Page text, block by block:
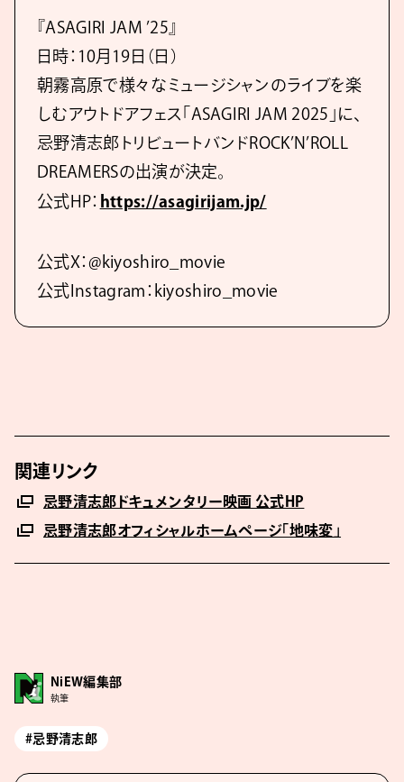
『ASAGIRI JAM ’25』
日時：10月19日（日）
朝霧高原で様々なミュージシャンのライブを楽
しむアウトドアフェス「ASAGIRI JAM 2025」に、
忌野清志郎トリビュートバンドROCK’N’ROLL
DREAMERSの出演が決定。
公式HP： https://asagirijam.jp/
公式X：@kiyoshiro_movie
公式Instagram：kiyoshiro_movie
関連リンク
忌野清志郎ドキュメンタリー映画 公式HP
忌野清志郎オフィシャルホームページ「地味変」
NiEW編集部
執筆
#忌野清志郎